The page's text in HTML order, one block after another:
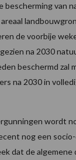
bescherming van
de voorbije
na 2030
beschermd zal
na 2030 in
wordt
nog een
dat de